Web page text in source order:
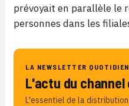
prévoyait en parallèle le
personnes dans les
LA NEWSLETTER
L'actu du
L'essentiel de la